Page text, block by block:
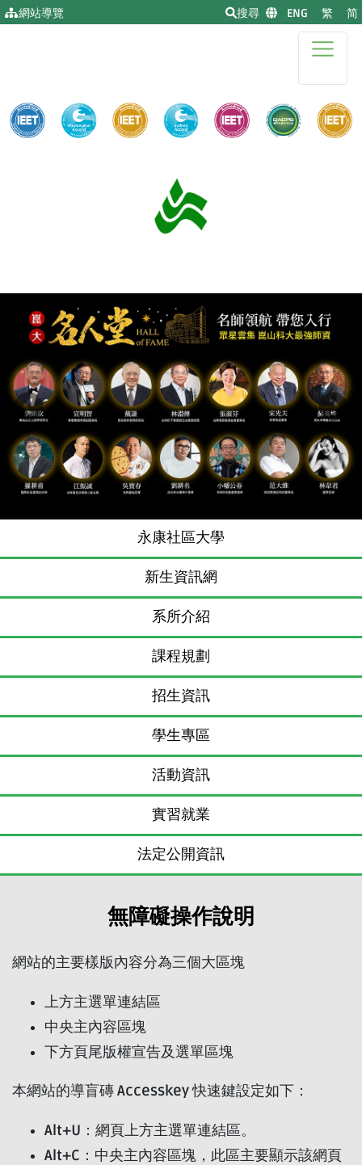
移到主要內容
網站導覽 搜尋 | ENG 繁 简
永康社區大學
新生資訊網
系所介紹
課程規劃
招生資訊
學生專區
活動資訊
實習就業
法定公開資訊
Previous
無障礙操作說明
網站的主要樣版內容分為三個大區塊
上方主選單連結區
中央主內容區塊
下方頁尾版權宣告及選單區塊
本網站的導盲磚 Accesskey 快速鍵設定如下：
Alt+U：網頁上方主選單連結區。
Alt+C：中央主內容區塊，此區主要顯示該網頁